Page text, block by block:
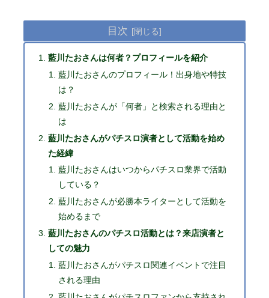
目次
藍川たおさんは何者？プロフィールを紹介
藍川たおさんのプロフィール！出身地や特技
は？
藍川たおさんが「何者」と検索される理由と
は
藍川たおさんがパチスロ演者として活動を始め
た経緯
藍川たおさんはいつからパチスロ業界で活動
している？
藍川たおさんが必勝本ライターとして活動を
始めるまで
藍川たおさんのパチスロ活動とは？来店演者と
しての魅力
藍川たおさんがパチスロ関連イベントで注目
される理由